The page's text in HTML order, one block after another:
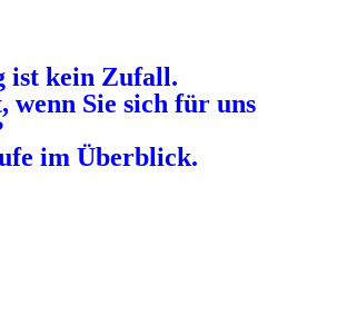
ist kein Zufall.
wenn Sie sich für uns
im Überblick.